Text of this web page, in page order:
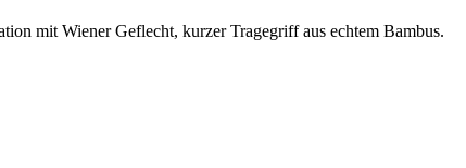
mit Wiener Geflecht, kurzer Tragegriff aus echtem Bambus.